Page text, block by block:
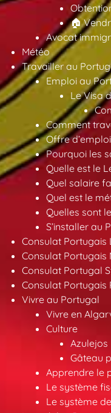
🏠
Avocat
Météo
Travailler au
Emploi au
Le Visa
Comment
Offre
Pourquoi les
Quelle est le
Quel salaire
Quel est le
Quelles sont
S’installer au
Consulat Portugais
Consulat Portugais
Consulat Portugal
Consulat Portugais
Vivre au Portugal
Vivre en
Culture
Azulejos
Gâteau
Apprendre le
Le système
Le système